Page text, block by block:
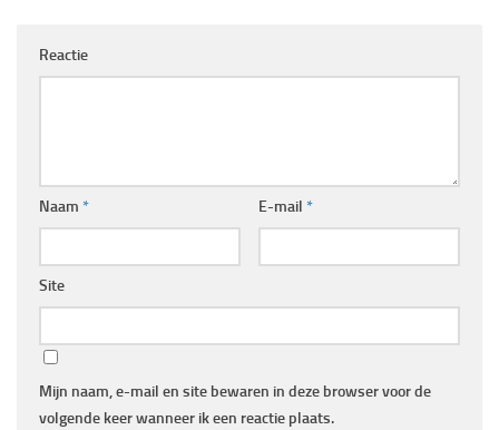
Reactie
Naam * E-mail *
Site
Mijn naam, e-mail en site bewaren in deze browser voor de
volgende keer wanneer ik een reactie plaats.